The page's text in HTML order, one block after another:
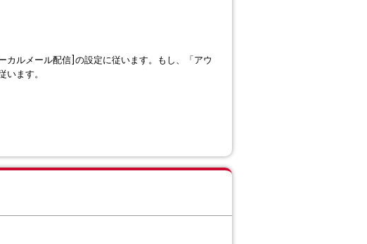
ルメール配信]の設定に従います。もし、「アウ
ます。